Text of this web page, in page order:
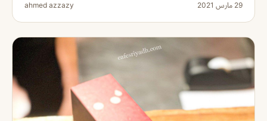
29 مارس 2021 ahmed azzazy